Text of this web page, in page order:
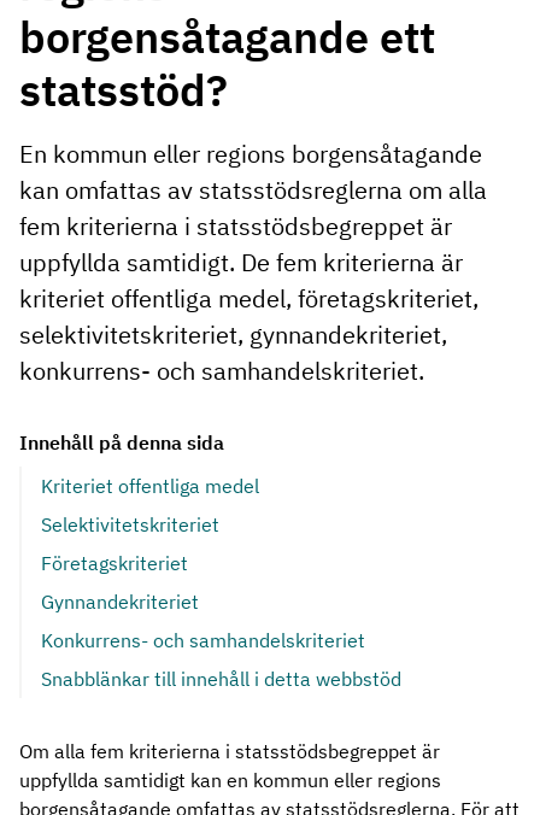
borgensåtagande ett
statsstöd?
En kommun eller regions borgensåtagande
kan omfattas av statsstödsreglerna om alla
fem kriterierna i statsstödsbegreppet är
uppfyllda samtidigt. De fem kriterierna är
kriteriet offentliga medel, företagskriteriet,
selektivitetskriteriet, gynnandekriteriet,
konkurrens- och samhandelskriteriet.
Innehåll på denna sida
Kriteriet offentliga medel
Selektivitetskriteriet
Företagskriteriet
Gynnandekriteriet
Konkurrens- och samhandelskriteriet
Snabblänkar till innehåll i detta webbstöd
Om alla fem kriterierna i statsstödsbegreppet är
uppfyllda samtidigt kan en kommun eller regions
borgensåtagande omfattas av statsstödsreglerna. För att